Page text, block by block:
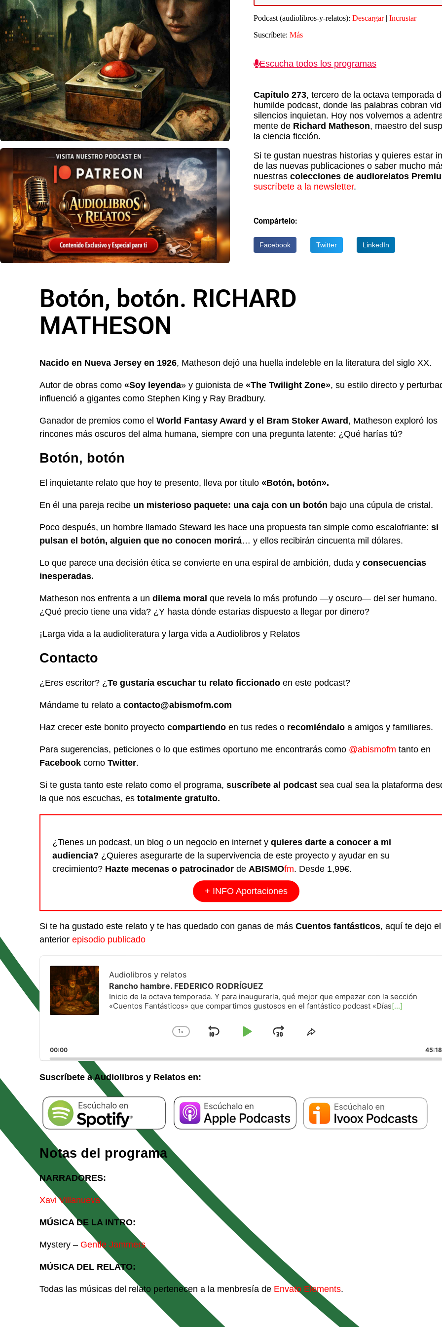
audio
Podcast (audiolibros-y-relatos): Descargar| Incrustar
Suscríbete: Más
Escucha todos los programas
Capítulo 273, tercero de la octava temporada
humilde podcast, donde las palabras cobran
silencios inquietan. Hoy nos volvemos a
mente de Richard Matheson, maestro del
la ciencia ficción.
Si te gustan nuestras historias y quieres estar
de las nuevas publicaciones o saber mucho
nuestras colecciones de audiorelatos
suscríbete a la newsletter.
Compártelo:
Facebook Twitter LinkedIn
Botón, botón. RICHARD
MATHESON
Nacido en Nueva Jersey en 1926, Matheson dejó una huella indeleble en la literatura del siglo XX.
Autor de obras como «Soy leyenda» y guionista de «The Twilight Zone», su estilo directo y
influenció a gigantes como Stephen King y Ray Bradbury.
Ganador de premios como el World Fantasy Award y el Bram Stoker Award , Matheson exploró los
rincones más oscuros del alma humana, siempre con una pregunta latente: ¿Qué harías tú?
Botón, botón
El inquietante relato que hoy te presento, lleva por título «Botón, botón».
En él una pareja recibe un misterioso paquete: una caja con un botón bajo una cúpula de cristal.
Poco después, un hombre llamado Steward les hace una propuesta tan simple como escalofriante: si
pulsan el botón, alguien que no conocen morirá… y ellos recibirán cincuenta mil dólares.
Lo que parece una decisión ética se convierte en una espiral de ambición, duda y consecuencias
inesperadas.
Matheson nos enfrenta a un dilema moral que revela lo más profundo —y oscuro— del ser humano.
¿Qué precio tiene una vida? ¿Y hasta dónde estarías dispuesto a llegar por dinero?
¡Larga vida a la audioliteratura y larga vida a Audiolibros y Relatos
Contacto
¿Eres escritor? ¿ Te gustaría escuchar tu relato ficcionado en este podcast?
Mándame tu relato a contacto@abismofm.com
Haz crecer este bonito proyecto compartiendo en tus redes o recomiéndalo a amigos y familiares.
Para sugerencias, peticiones o lo que estimes oportuno me encontrarás como @abismofm tanto en
Facebook como Twitter.
Si te gusta tanto este relato como el programa, suscríbete al podcast sea cual sea la plataforma
la que nos escuchas, es totalmente gratuito.
¿Tienes un podcast, un blog o un negocio en internet y quieres darte a conocer a mi
audiencia? ¿Quieres asegurarte de la supervivencia de este proyecto y ayudar en su
crecimiento? Hazte mecenas o patrocinador de ABISMOfm. Desde 1,99€.
+ INFO Aportaciones
Si te ha gustado este relato y te has quedado con ganas de más Cuentos fantásticos, aquí te dejo el
anterior episodio publicado
Audio
Player
Audiolibros y relatos
Rancho hambre. FEDERICO RODRÍGUEZ
Inicio de la octava temporada. Y para inaugurarla, qué mejor que empezar con la sección
«Cuentos Fantásticos» que compartimos gustosos en el fantástico podcast «Días[...]
Cambiar
velocidad
reproducción
1x
Saltar
atrás
Reproducir
Pausar
AvanzarCompartir
episodio
00:00 45:18
Suscríbete a Audiolibros y Relatos en:
Notas del programa
NARRADORES:
Xavi Villanueva
MÚSICA DE LA INTRO:
Mystery – Gentle Jammers
MÚSICA DEL RELATO:
Todas las músicas del relato pertenecen a la menbresía de Envato Elements.